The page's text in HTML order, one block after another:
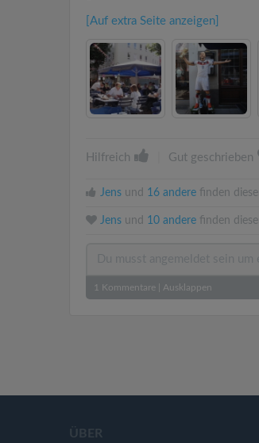
[Auf extra Seite anzeigen]
Hilfreich Gut geschrieben
Jens und 16 andere finden
Jens und 10 andere finden
1 Kommentare Ausklappen
ÜBER